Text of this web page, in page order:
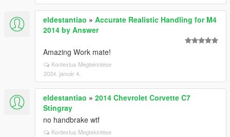
eldestantiao » Accurate Realistic Handling for M4
2014 by Answer
Amazing Work mate!
Kontextus Megtekintése
2024. január 4.
eldestantiao » 2014 Chevrolet Corvette C7
Stingray
no handbrake wtf
Kontextus Megtekintése